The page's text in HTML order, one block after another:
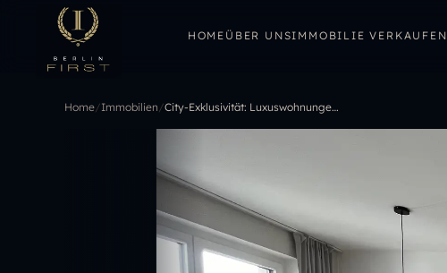
HOME ÜBER UNSIMMOBILIE VERKAUFEN
Home/Immobilien/ City-Exklusivität: Luxuswohnungen zu einem günstigen Preis